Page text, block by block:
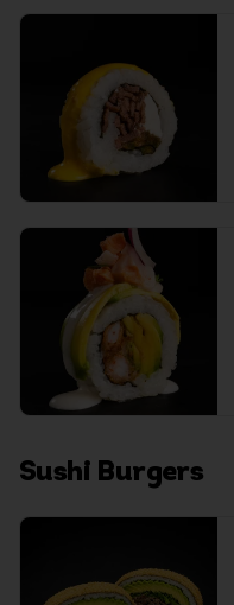
Sushi Burgers